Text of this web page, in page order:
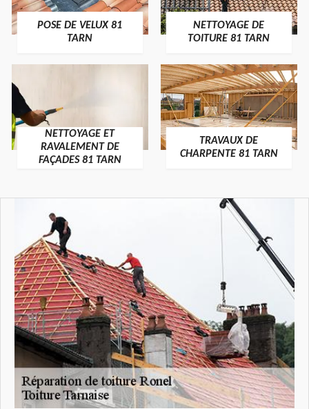
POSE DE VELUX 81
TARN
NETTOYAGE DE
TOITURE 81 TARN
NETTOYAGE ET
RAVALEMENT DE
FAÇADES 81 TARN
TRAVAUX DE
CHARPENTE 81 TARN